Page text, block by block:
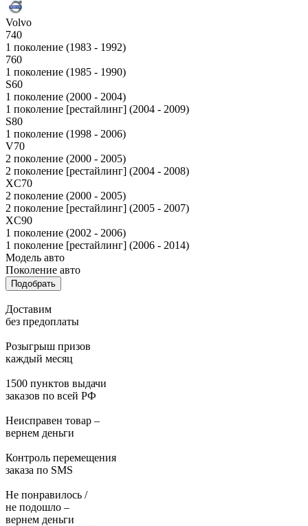
Volvo
740
1 поколение (1983 - 1992)
760
1 поколение (1985 - 1990)
S60
1 поколение (2000 - 2004)
1 поколение [рестайлинг] (2004 - 2009)
S80
1 поколение (1998 - 2006)
V70
2 поколение (2000 - 2005)
2 поколение [рестайлинг] (2004 - 2008)
XC70
2 поколение (2000 - 2005)
2 поколение [рестайлинг] (2005 - 2007)
XC90
1 поколение (2002 - 2006)
1 поколение [рестайлинг] (2006 - 2014)
Модель авто
Поколение авто
Подобрать
Доставим
без предоплаты
Розыгрыш призов
каждый месяц
1500 пунктов выдачи
заказов по всей РФ
Неисправен товар –
вернем деньги
Контроль перемещения
заказа по SMS
Не понравилось /
не подошло –
вернем деньги